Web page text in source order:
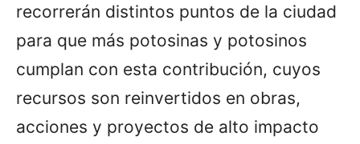
recorrerán distintos puntos de la ciudad
para que más potosinas y potosinos
cumplan con esta contribución, cuyos
recursos son reinvertidos en obras,
acciones y proyectos de alto impacto